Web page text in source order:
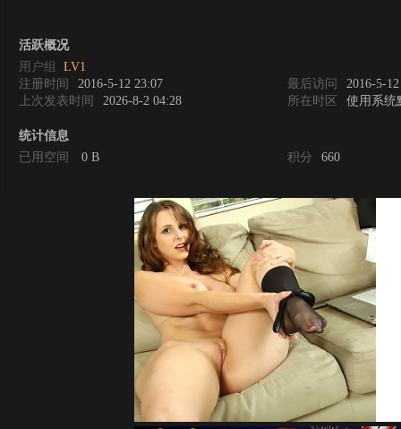
活跃概况
用户组 LV1
注册时间
2016-5-12 23:07 最后访问
2016-5-
上次发表时间
2026-8-2 04:28 所在时区 使用系统
统计信息
已用空间
0 B 积分 660